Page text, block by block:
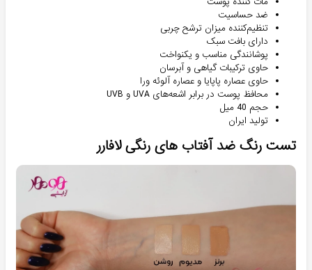
ضد حساسیت
تنظیم‌کننده میزان ترشح چربی
دارای بافت سبک
پوشانندگی مناسب و یکنواخت
حاوی ترکیبات گیاهی و آبرسان
حاوی عصاره پاپایا و عصاره آلوئه ورا
محافظ پوست در برابر اشعه‌های UVA و UVB
حجم 40 میل
تولید ایران
تست رنگ ضد آفتاب های رنگی لافارر